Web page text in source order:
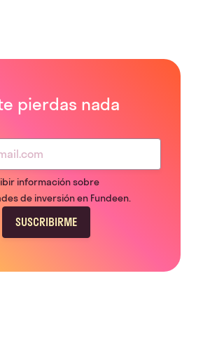
pierdas nada
información sobre
de inversión en Fundeen.
SUSCRIBIRME